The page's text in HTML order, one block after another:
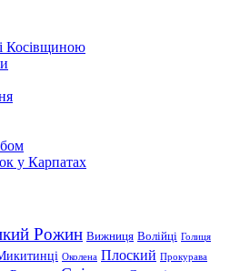
Косівщиною
у Карпатах
Рожин Вижниця Волійці Голиця
Околена Плоский Прокурава